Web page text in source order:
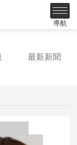
導航
最新新聞